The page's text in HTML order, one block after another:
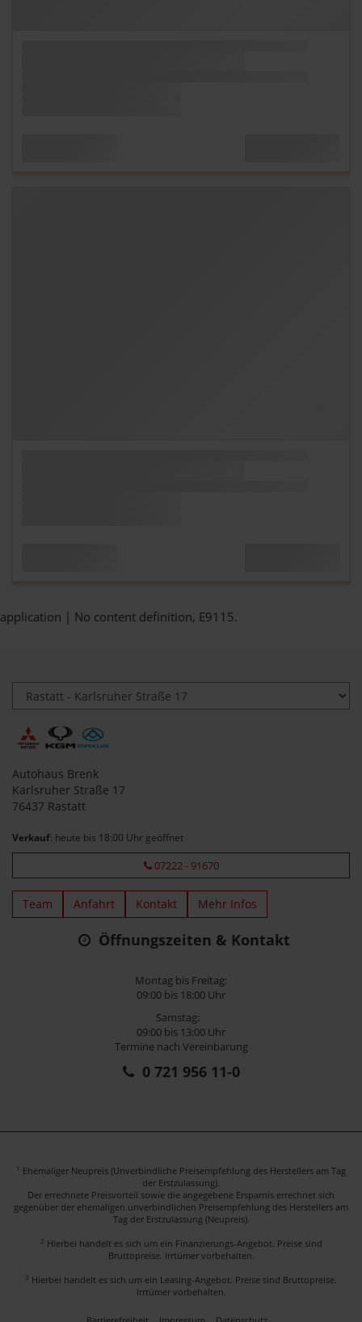
application | No content definition, E9115.
Autohaus Brenk
Karlsruher Straße 17
76437 Rastatt
Verkauf: heute bis 18:00 Uhr geöffnet
07222 - 91670
Team Anfahrt Kontakt Mehr Infos
Öffnungszeiten & Kontakt
Montag bis Freitag:
09:00 bis 18:00 Uhr
Samstag:
09:00 bis 13:00 Uhr
Termine nach Vereinbarung
0 721 956 11-0
1 Ehemaliger Neupreis (Unverbindliche Preisempfehlung des Herstellers am Tag
der Erstzulassung).
Der errechnete Preisvorteil sowie die angegebene Ersparnis errechnet sich
gegenüber der ehemaligen unverbindlichen Preisempfehlung des Herstellers am
Tag der Erstzulassung (Neupreis).
2 Hierbei handelt es sich um ein Finanzierungs-Angebot. Preise sind
Bruttopreise. Irrtümer vorbehalten.
3 Hierbei handelt es sich um ein Leasing-Angebot. Preise sind Bruttopreise.
Irrtümer vorbehalten.